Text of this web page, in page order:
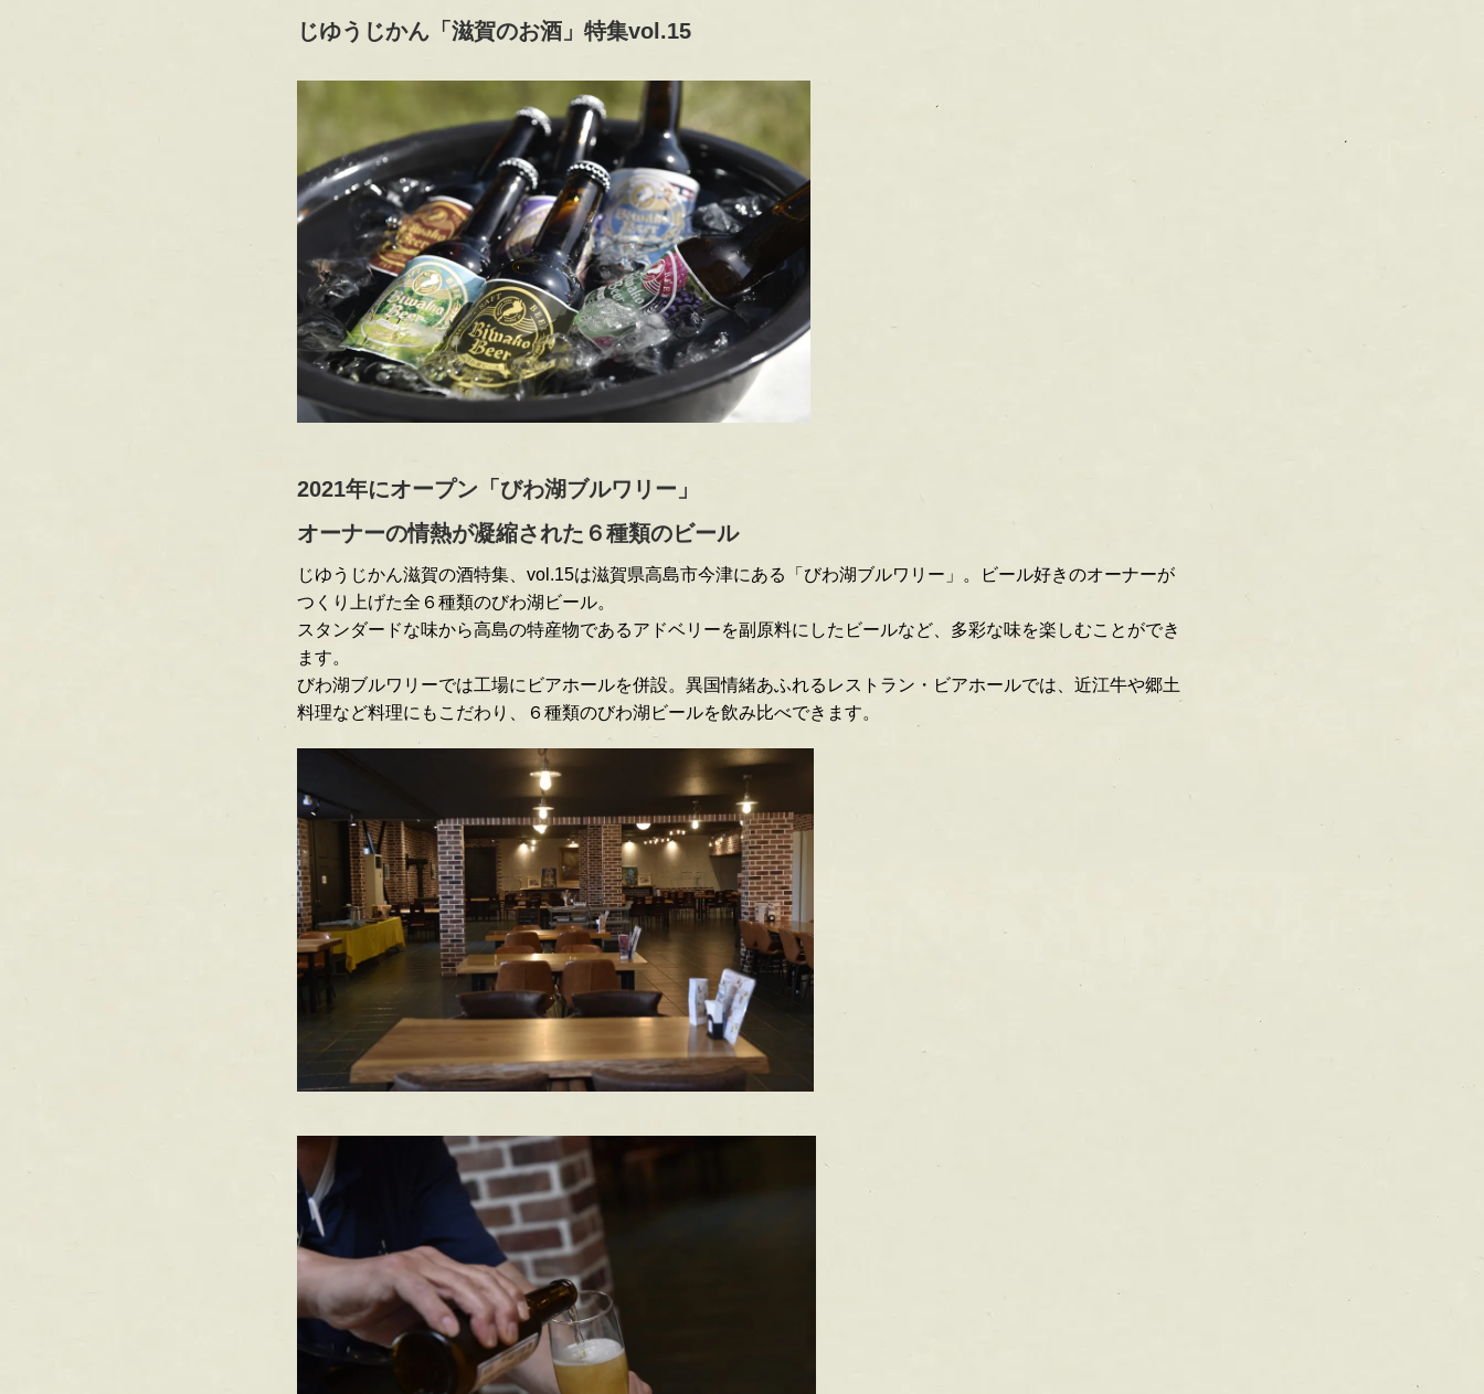
じゆうじかん「滋賀のお酒」特集vol.15
2021年にオープン「びわ湖ブルワリー」
オーナーの情熱が凝縮された６種類のビール
じゆうじかん滋賀の酒特集、vol.15は滋賀県高島市今津にある「びわ湖ブルワリー」。ビール好きのオーナーが
つくり上げた全６種類のびわ湖ビール。
スタンダードな味から高島の特産物であるアドベリーを副原料にしたビールなど、多彩な味を楽しむことができ
ます。
びわ湖ブルワリーでは工場にビアホールを併設。異国情緒あふれるレストラン・ビアホールでは、近江牛や郷土
料理など料理にもこだわり、６種類のびわ湖ビールを飲み比べできます。